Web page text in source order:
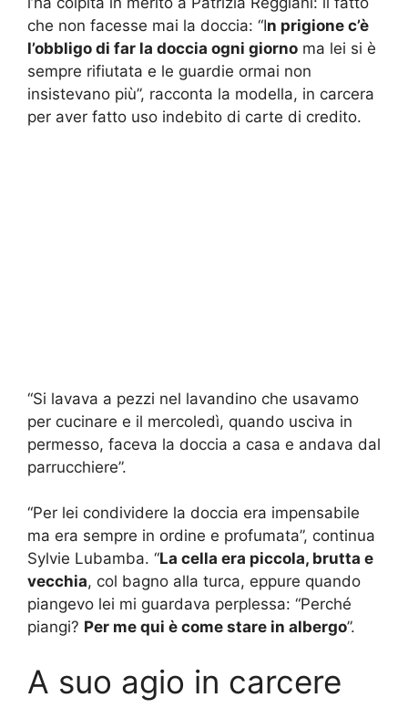
che non facesse mai la doccia: “In prigione c’è
l’obbligo di far la doccia ogni giorno ma lei si è
sempre rifiutata e le guardie ormai non
insistevano più”, racconta la modella, in carcera
per aver fatto uso indebito di carte di credito.
“Si lavava a pezzi nel lavandino che usavamo
per cucinare e il mercoledì, quando usciva in
permesso, faceva la doccia a casa e andava dal
parrucchiere”.
“Per lei condividere la doccia era impensabile
ma era sempre in ordine e profumata”, continua
Sylvie Lubamba. “La cella era piccola, brutta e
vecchia, col bagno alla turca, eppure quando
piangevo lei mi guardava perplessa: “Perché
piangi? Per me qui è come stare in albergo”.
A suo agio in carcere